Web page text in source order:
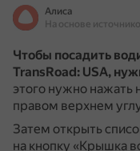
Алиса
Чтобы посадить
TransRoad: USA,
этого нужно нажать
правом верхнем
Затем открыть
на кнопку «Крышка